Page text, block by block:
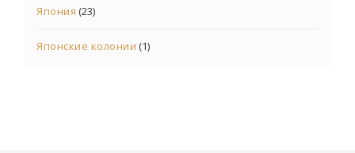
Япония (23)
Японские колонии (1)